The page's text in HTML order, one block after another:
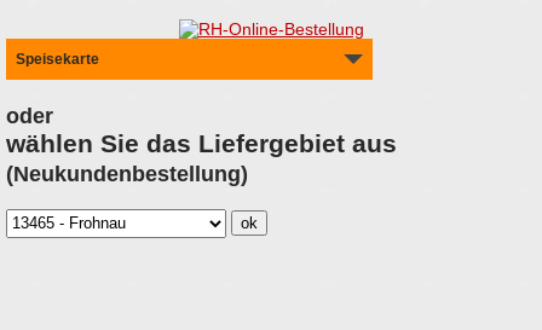
Speisekarte
oder
wählen Sie das Liefergebiet aus
(Neukundenbestellung)